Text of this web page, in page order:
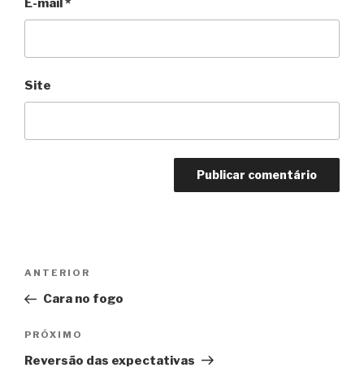
E-mail *
Site
Post
Anterior
ANTERIOR
Cara no fogo
Próximo
PRÓXIMO
Reversão das expectativas